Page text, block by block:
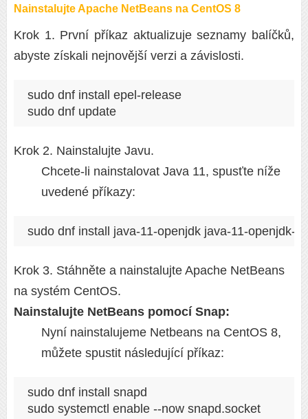
Nainstalujte Apache NetBeans na CentOS 8
Krok 1. První příkaz aktualizuje seznamy balíčků,
abyste získali nejnovější verzi a závislosti.
sudo dnf install epel-release
sudo dnf update
Krok 2. Nainstalujte Javu.
Chcete-li nainstalovat Java 11, spusťte níže
uvedené příkazy:
sudo dnf install java-11-openjdk java-11-openjdk-
Krok 3. Stáhněte a nainstalujte Apache NetBeans
na systém CentOS.
Nainstalujte NetBeans pomocí Snap:
Nyní nainstalujeme Netbeans na CentOS 8,
můžete spustit následující příkaz:
sudo dnf install snapd
sudo systemctl enable --now snapd.socket